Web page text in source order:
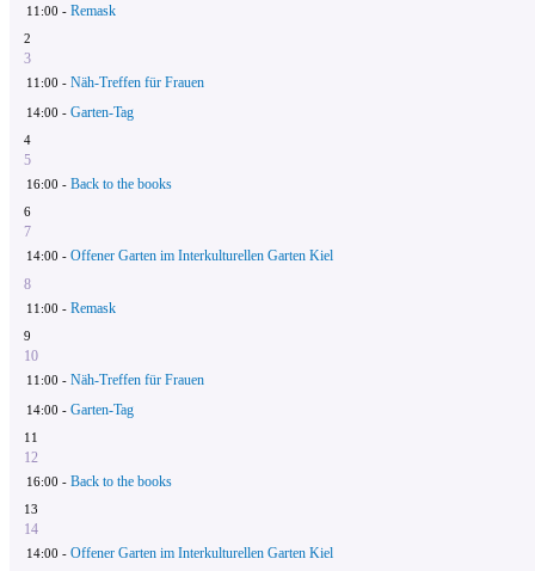
11:00 - Remask
2
3
11:00 - Näh-Treffen für Frauen
14:00 - Garten-Tag
4
5
16:00 - Back to the books
6
7
14:00 - Offener Garten im Interkulturellen Garten Kiel
8
11:00 - Remask
9
10
11:00 - Näh-Treffen für Frauen
14:00 - Garten-Tag
11
12
16:00 - Back to the books
13
14
14:00 - Offener Garten im Interkulturellen Garten Kiel